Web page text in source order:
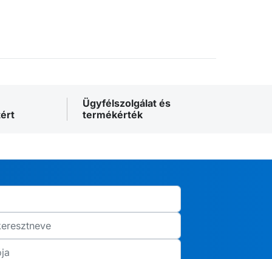
Ügyfélszolgálat és
termékérték